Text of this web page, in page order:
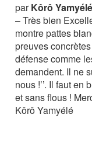
parKôrô Yamyélé
– Très bien
montre pattes
preuves
défense comme
demandent. Il ne
nous !’’. Il faut
et sans flous !
Kôrô Yamyélé